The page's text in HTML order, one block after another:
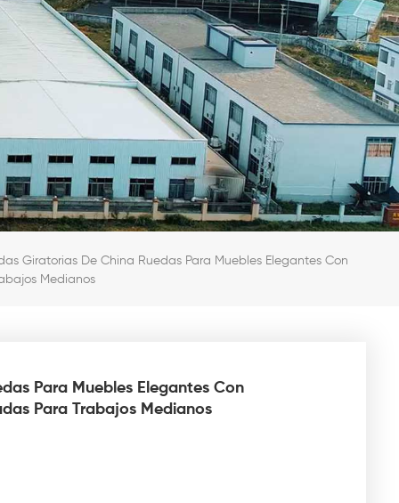
Giratorias De China Ruedas Para Muebles Elegantes Con
Medianos
Para Muebles Elegantes Con
Para Trabajos Medianos